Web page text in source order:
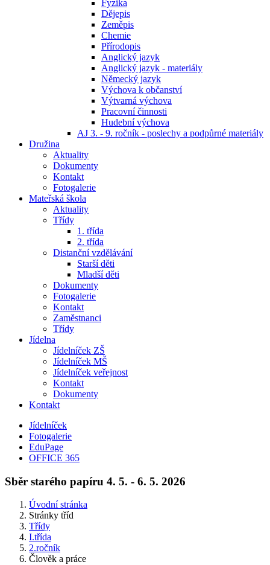
Fyzika
Dějepis
Zeměpis
Chemie
Přírodopis
Anglický jazyk
Anglický jazyk - materiály
Německý jazyk
Výchova k občanství
Výtvarná výchova
Pracovní činnosti
Hudební výchova
AJ 3. - 9. ročník - poslechy a podpůrné materiály
Družina
Aktuality
Dokumenty
Kontakt
Fotogalerie
Mateřská škola
Aktuality
Třídy
1. třída
2. třída
Distanční vzdělávání
Starší děti
Mladší děti
Dokumenty
Fotogalerie
Kontakt
Zaměstnanci
Třídy
Jídelna
Jídelníček ZŠ
Jídelníček MŠ
Jídelníček veřejnost
Kontakt
Dokumenty
Kontakt
Jídelníček
Fotogalerie
EduPage
OFFICE 365
Sběr starého papíru 4. 5. - 6. 5. 2026
Úvodní stránka
Stránky tříd
Třídy
I.třída
2.ročník
Člověk a práce